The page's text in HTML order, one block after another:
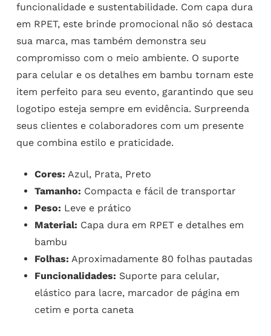
funcionalidade e sustentabilidade. Com capa dura
em RPET, este brinde promocional não só destaca
sua marca, mas também demonstra seu
compromisso com o meio ambiente. O suporte
para celular e os detalhes em bambu tornam este
item perfeito para seu evento, garantindo que seu
logotipo esteja sempre em evidência. Surpreenda
seus clientes e colaboradores com um presente
que combina estilo e praticidade.
Cores: Azul, Prata, Preto
Tamanho: Compacta e fácil de transportar
Peso: Leve e prático
Material: Capa dura em RPET e detalhes em
bambu
Folhas: Aproximadamente 80 folhas pautadas
Funcionalidades: Suporte para celular,
elástico para lacre, marcador de página em
cetim e porta caneta